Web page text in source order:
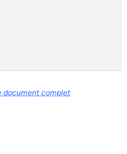
document complet